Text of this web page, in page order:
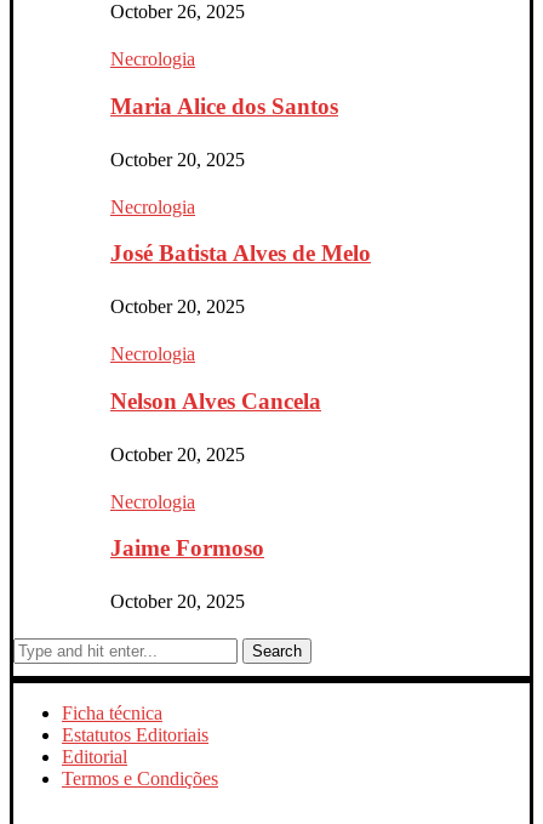
October 26, 2025
Necrologia
Maria Alice dos Santos
October 20, 2025
Necrologia
José Batista Alves de Melo
October 20, 2025
Necrologia
Nelson Alves Cancela
October 20, 2025
Necrologia
Jaime Formoso
October 20, 2025
Search
Ficha técnica
Estatutos Editoriais
Editorial
Termos e Condições